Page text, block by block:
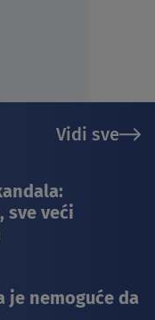
Vidi sve
veći
je nemoguće da